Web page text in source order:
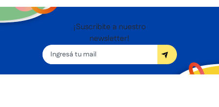
¡Suscribite a nuestro
newsletter!